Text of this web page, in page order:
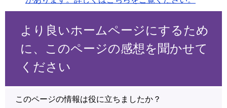
より良いホームページにするため
に、このページの感想を聞かせて
ください
このページの情報は役に立ちましたか？